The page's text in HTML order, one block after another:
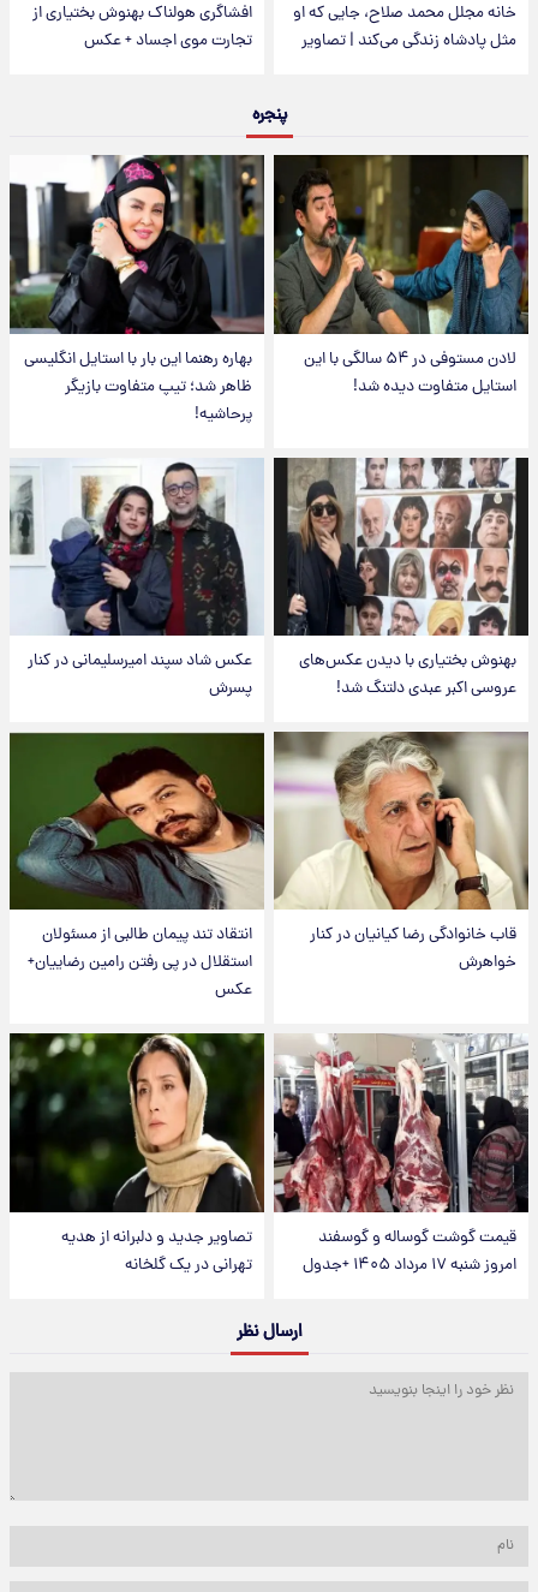
خانه مجلل محمد صلاح، جایی که او
مثل پادشاه زندگی می‌کند | تصاویر
افشاگری هولناک بهنوش بختیاری از
تجارت موی اجساد + عکس
پنجره
لادن مستوفی در ۵۴ سالگی با این
استایل متفاوت دیده شد!
بهاره رهنما این بار با استایل انگلیسی
ظاهر شد؛ تیپ متفاوت بازیگر
پرحاشیه!
بهنوش بختیاری با دیدن عکس‌های
عروسی اکبر عبدی دلتنگ شد!
عکس شاد سپند امیرسلیمانی در کنار
پسرش
قاب خانوادگی رضا کیانیان در کنار
خواهرش
انتقاد تند پیمان طالبی از مسئولان
استقلال در پی رفتن رامین رضاییان+
عکس
قیمت گوشت گوساله و گوسفند
امروز شنبه ۱۷ مرداد ۱۴۰۵ +جدول
تصاویر جدید و دلبرانه از هدیه
تهرانی در یک گلخانه
ارسال نظر